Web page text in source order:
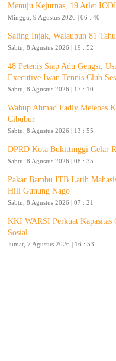
Menuju Kejurnas, 19 Atlet
Minggu, 9 Agustus 2026 | 06 : 40
Saling Injak, Walaupun 81
Sabtu, 8 Agustus 2026 | 19 : 52
48 Petenis Siap Adu Gengsi,
Executive Iwan Tennis Club
Sabtu, 8 Agustus 2026 | 17 : 10
Wabup Ahmad Fadly Melepas
Cibubur
Sabtu, 8 Agustus 2026 | 13 : 55
DPRD Kota Bukittinggi Gelar
Sabtu, 8 Agustus 2026 | 08 : 35
Pakar Bambu ITB Latih
Hill Gunung Nago
Sabtu, 8 Agustus 2026 | 07 : 21
KKI WARSI Perkuat Kapasitas
Sosial
Jumat, 7 Agustus 2026 | 16 : 53